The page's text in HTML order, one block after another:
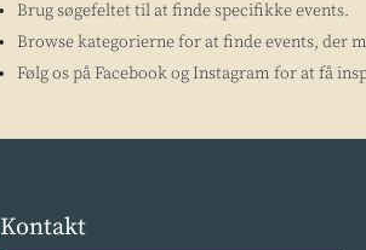
Brug søgefeltet til at finde specifikke events.
Browse kategorierne for at finde events, der
Følg os på Facebook og Instagram for at få
Kontakt